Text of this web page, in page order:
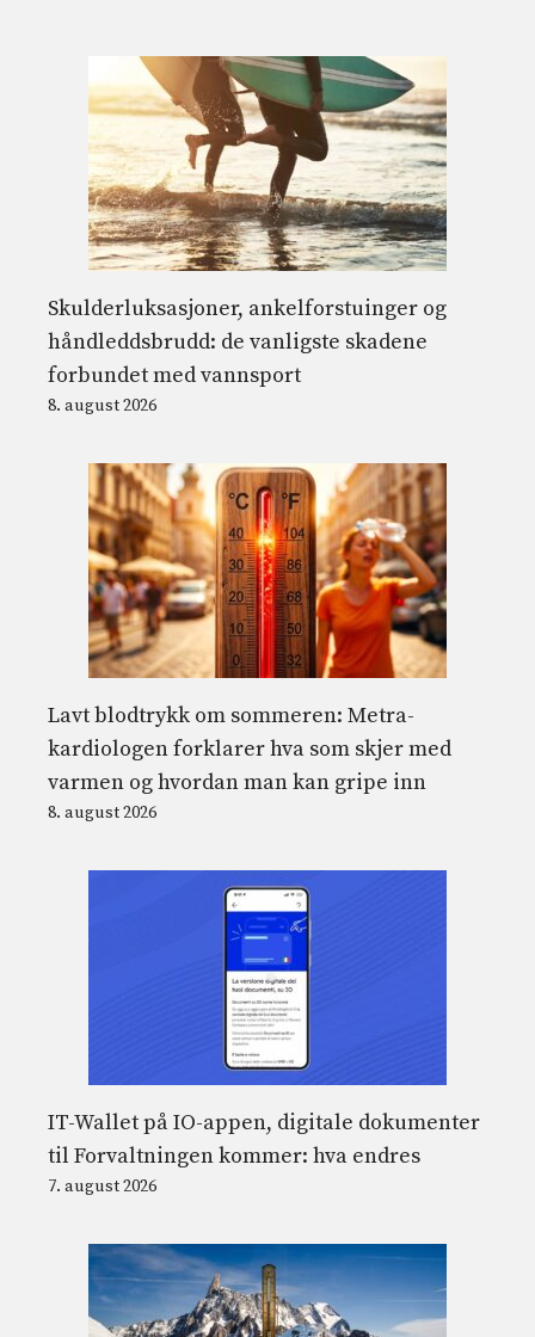
Skulderluksasjoner, ankelforstuinger og
håndleddsbrudd: de vanligste skadene
forbundet med vannsport
8. august 2026
Lavt blodtrykk om sommeren: Metra-
kardiologen forklarer hva som skjer med
varmen og hvordan man kan gripe inn
8. august 2026
IT-Wallet på IO-appen, digitale dokumenter
til Forvaltningen kommer: hva endres
7. august 2026